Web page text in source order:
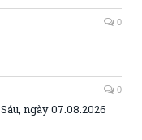
0
0
ngày 07.08.2026